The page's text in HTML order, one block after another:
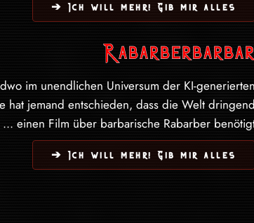
Ich will mehr! Gib mir alles ➔
Rabarberbarbar
im unendlichen Universum der KI-generierten
hat jemand entschieden, dass die Welt dringend
einen Film über barbarische Rabarber benötigt
Ich will mehr! Gib mir alles ➔